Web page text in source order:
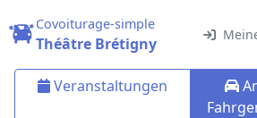
Covoiturage-simple
Théâtre Brétigny
Veranstaltungen